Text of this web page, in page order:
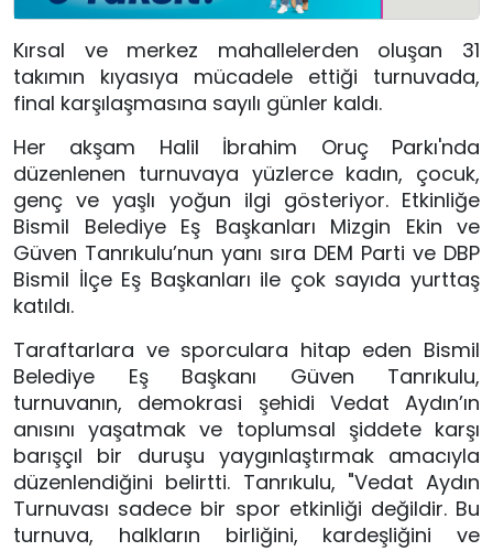
Kırsal ve merkez mahallelerden oluşan 31
takımın kıyasıya mücadele ettiği turnuvada,
final karşılaşmasına sayılı günler kaldı.
Her akşam Halil İbrahim Oruç Parkı'nda
düzenlenen turnuvaya yüzlerce kadın, çocuk,
genç ve yaşlı yoğun ilgi gösteriyor. Etkinliğe
Bismil Belediye Eş Başkanları Mizgin Ekin ve
Güven Tanrıkulu’nun yanı sıra DEM Parti ve DBP
Bismil İlçe Eş Başkanları ile çok sayıda yurttaş
katıldı.
Taraftarlara ve sporculara hitap eden Bismil
Belediye Eş Başkanı Güven Tanrıkulu,
turnuvanın, demokrasi şehidi Vedat Aydın’ın
anısını yaşatmak ve toplumsal şiddete karşı
barışçıl bir duruşu yaygınlaştırmak amacıyla
düzenlendiğini belirtti. Tanrıkulu, "Vedat Aydın
Turnuvası sadece bir spor etkinliği değildir. Bu
turnuva, halkların birliğini, kardeşliğini ve